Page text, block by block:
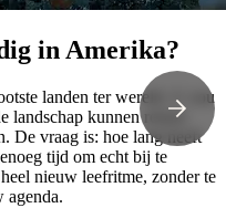
in Amerika?
landen ter wereld. U zou
landschap kunnen reizen
De vraag is: hoe lang heeft
tijd om echt bij te
nieuw leefritme, zonder te
agenda.